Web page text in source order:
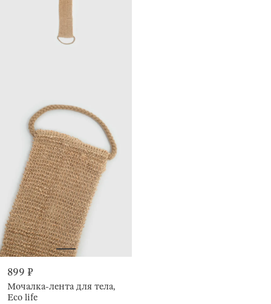
899 ₽
Мочалка-лента для тела,
Eco life